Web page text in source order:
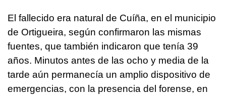
El fallecido era natural de Cuíña, en el municipio
de Ortigueira, según confirmaron las mismas
fuentes, que también indicaron que tenía 39
años. Minutos antes de las ocho y media de la
tarde aún permanecía un amplio dispositivo de
emergencias, con la presencia del forense, en